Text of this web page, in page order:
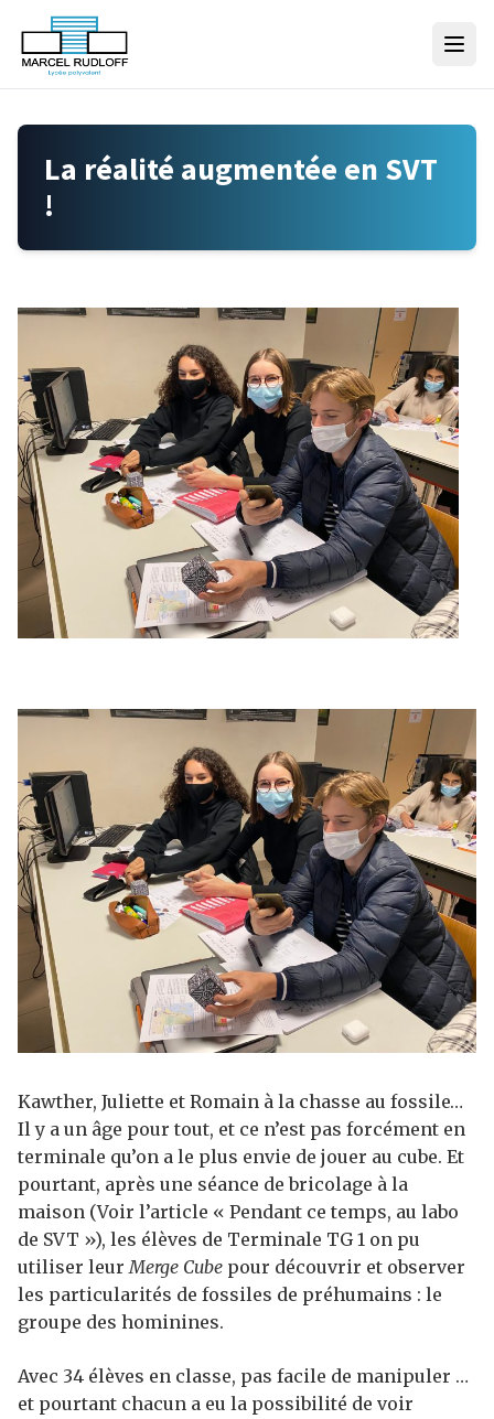
Skip to content
La réalité augmentée en SVT
!
Kawther, Juliette et Romain à la chasse au fossile…
Il y a un âge pour tout, et ce n’est pas forcément en
terminale qu’on a le plus envie de jouer au cube. Et
pourtant, après une séance de bricolage à la
maison (Voir l’article « Pendant ce temps, au labo
de SVT »), les élèves de Terminale TG 1 on pu
utiliser leurMerge Cube pour découvrir et observer
les particularités de fossiles de préhumains : le
groupe des hominines.
Avec 34 élèves en classe, pas facile de manipuler …
et pourtant chacun a eu la possibilité de voir